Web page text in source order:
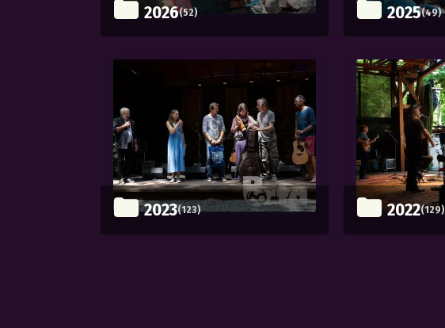
2026(52) 2025(49)
2023(123) 2022(129)